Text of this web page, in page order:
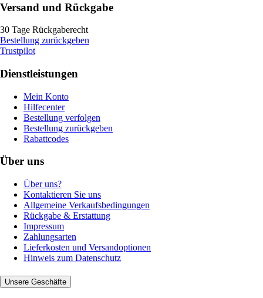
Versand und Rückgabe
30 Tage Rückgaberecht
Bestellung zurückgeben
Trustpilot
Dienstleistungen
Mein Konto
Hilfecenter
Bestellung verfolgen
Bestellung zurückgeben
Rabattcodes
Über uns
Über uns?
Kontaktieren Sie uns
Allgemeine Verkaufsbedingungen
Rückgabe & Erstattung
Impressum
Zahlungsarten
Lieferkosten und Versandoptionen
Hinweis zum Datenschutz
Unsere Geschäfte